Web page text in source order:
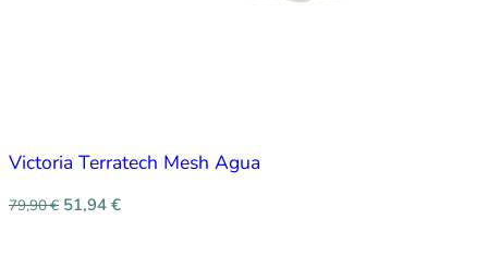
Victoria Terratech Mesh Agua
79,90€ 51,94 €